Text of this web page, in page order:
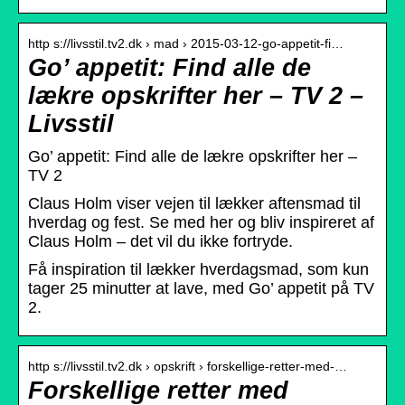
http s://livsstil.tv2.dk › mad › 2015-03-12-go-appetit-fi…
Go’ appetit: Find alle de
lækre opskrifter her – TV 2 –
Livsstil
Go’ appetit: Find alle de lækre opskrifter her –
TV 2
Claus Holm viser vejen til lækker aftensmad til
hverdag og fest. Se med her og bliv inspireret af
Claus Holm – det vil du ikke fortryde.
Få inspiration til lækker hverdagsmad, som kun
tager 25 minutter at lave, med Go’ appetit på TV
2.
http s://livsstil.tv2.dk › opskrift › forskellige-retter-med-…
Forskellige retter med